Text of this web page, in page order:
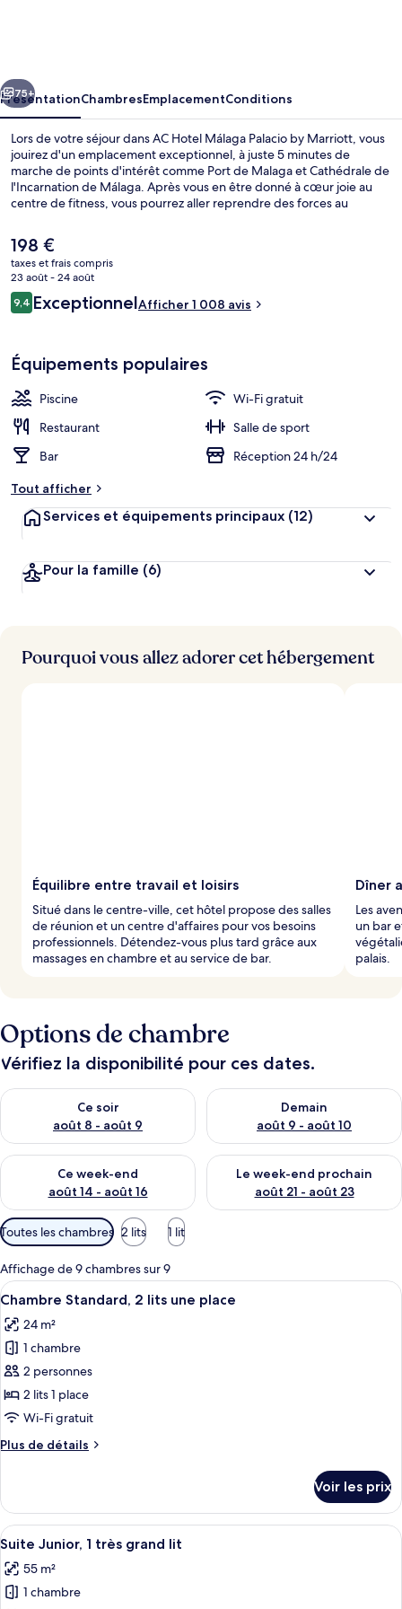
by
Marriott
Suivant
75+
PrésentationChambresEmplacementConditions
Lors de votre séjour dans AC Hotel Málaga Palacio by Marriott, vous
jouirez d'un emplacement exceptionnel, à juste 5 minutes de
marche de points d'intérêt comme Port de Malaga et Cathédrale de
l'Incarnation de Málaga. Après vous en être donné à cœur joie au
centre de fitness, vous pourrez aller reprendre des forces au
hôtel de luxe abrite en outre une piscine extérieure et une terrasse.
Les autres voyageurs ne tarissent pas d'éloges en ce qui concerne le
personnel attentionné et l'emplacement. Les transports publics se
situent à une courte distance à pied : Station de métro La Marina est
à 2 min et Station de métro La Malagueta, à 10 min.
Le
prix
actuel
est
de
198 €
taxes et frais compris
23 août - 24 août
Avis
voyageurs
9,49,4 sur 10
ExceptionnelAfficher 1 008 avis
Équipements populaires
Piscine
Wi-Fi gratuit
Restaurant
Salle de sport
Bar
Réception 24 h/24
Tout afficher
Services et équipements principaux (12)
Pour la famille (6)
Pourquoi vous allez adorer cet hébergement
Équilibre entre travail et loisirs
Situé dans le centre-ville, cet hôtel propose des salles
de réunion et un centre d'affaires pour vos besoins
professionnels. Détendez-vous plus tard grâce aux
massages en chambre et au service de bar.
Dîner
Les
un bar
palais.
Options de chambre
Vérifiez la disponibilité pour ces dates.
Ce soir
août 8 - août 9
Vérifier la disponibilité pour ce soir août 8 - août 9
Demain
août 9 - août 10
Vérifier la disponibilité pour
Ce week-end
août 14 - août 16
Vérifier la disponibilité pour ce week-end août 14 - août 16
Le week-end prochain
août 21 - août 23
Vérifier la disponibilité pour
Filtres
disponibles
pour
les
chambres
Toutes les chambres 2 lits 1 lit
Affichage de 9 chambres sur 9
Afficher
toutes
les
photos
pour
ce
type
chambre :
2
lits
une
place
Une chambre d’hôtel avec deux lits,
5
Chambre Standard, 2 lits une place
24 m²
1 chambre
2 personnes
2 lits 1 place
Wi-Fi gratuit
Plus de détails
Plus
le
type
de
Chambre
Standard,
Voir les prix
Afficher
toutes
les
photos
Un lit bien fait, avec du linge de lit
8
Suite Junior, 1 très grand lit
55 m²
1 chambre